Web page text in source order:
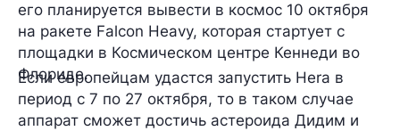
его планируется вывести в космос 10 октября
на ракете Falcon Heavy, которая стартует с
площадки в Космическом центре Кеннеди во
Флориде.
Если европейцам удастся запустить Hera в
период с 7 по 27 октября, то в таком случае
аппарат сможет достичь астероида Дидим и